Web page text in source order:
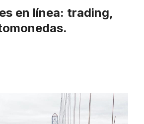
en línea: trading,